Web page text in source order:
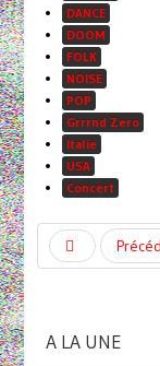
DANCE
DOOM
FOLK
NOISE
POP
Grrrnd Zero
Italie
USA
Concert
A LA UNE